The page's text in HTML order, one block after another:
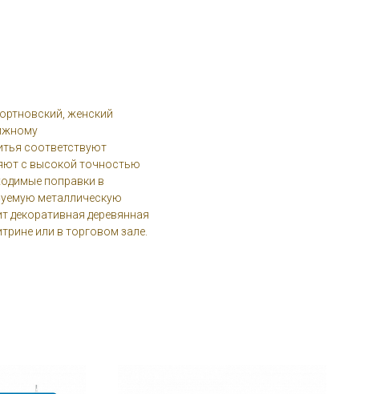
женский
соответствуют
с высокой точностью
поправки в
металлическую
декоративная деревянная
или в торговом зале.